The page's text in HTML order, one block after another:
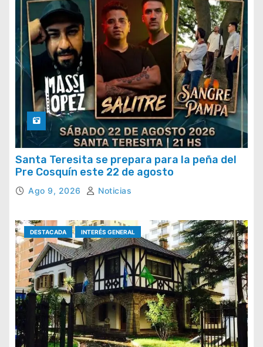
Santa Teresita se prepara para la peña del
Pre Cosquín este 22 de agosto
Ago 9, 2026 Noticias
DESTACADA INTERÉS GENERAL